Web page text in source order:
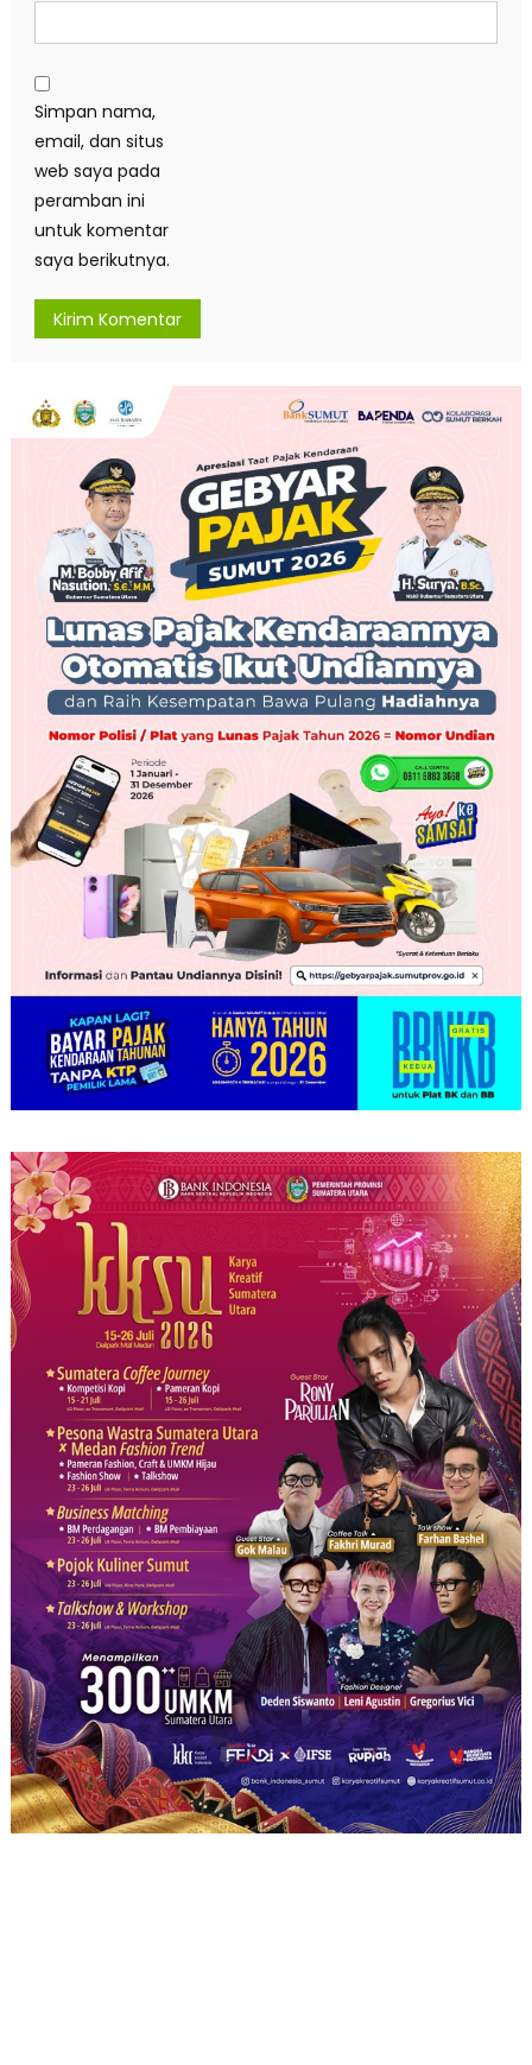
Simpan nama,
email, dan situs
web saya pada
peramban ini
untuk komentar
saya berikutnya.